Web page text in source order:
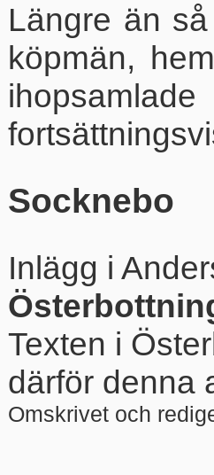
Längre än
köpmän,
Socknebo
Inlägg i
Texten i
därför denna
Omskrivet och